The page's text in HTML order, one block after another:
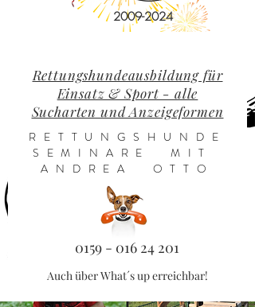
2009-2024
Rettungshundeausbildung für
Einsatz & Sport - alle
Sucharten und Anzeigeformen
RETTUNGSHUNDE
SEMINARE MIT
ANDREA OTTO
0159 - 016 24 201
Auch über What´s up erreichbar!